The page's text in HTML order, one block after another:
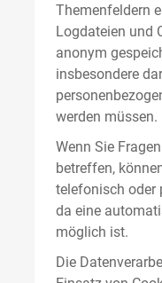
Themenfeldern
Logdateien und
anonym
insbesondere
werden müssen.
Wenn Sie
betreffen,
telefonisch oder
da eine
möglich ist.
Die